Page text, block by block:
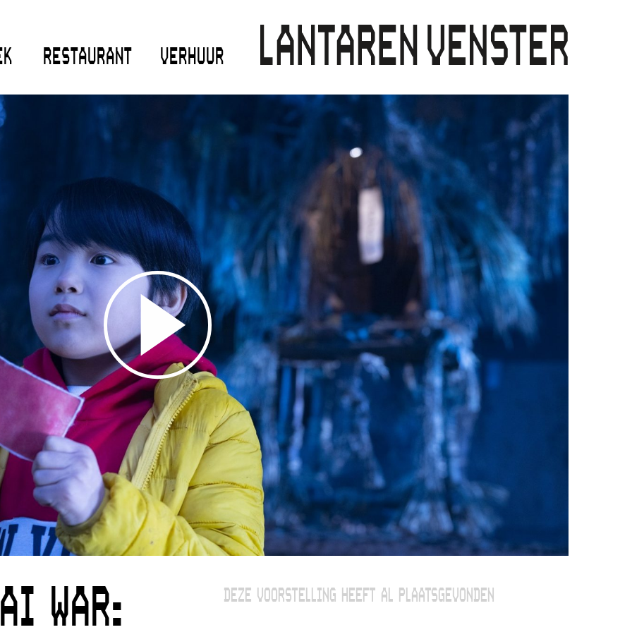
RESTAURANT VERHUUR
WAR:
DEZE VOORSTELLING HEEFT AL PLAATSGEVONDEN